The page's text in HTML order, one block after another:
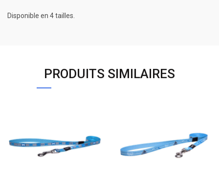
Disponible en 4 tailles.
PRODUITS SIMILAIRES